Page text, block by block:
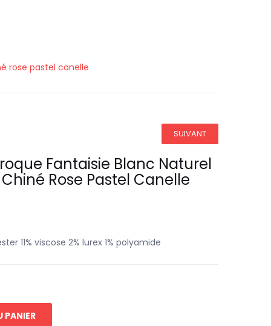
rose pastel canelle
SUIVANT
Fantaisie Blanc Naturel
Rose Pastel Canelle
11% viscose 2% lurex 1% polyamide
PANIER